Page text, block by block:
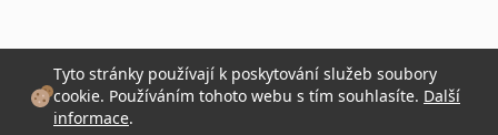
Tyto stránky používají k poskytování služeb soubory
cookie. Používáním tohoto webu s tím souhlasíte. Další
informace.